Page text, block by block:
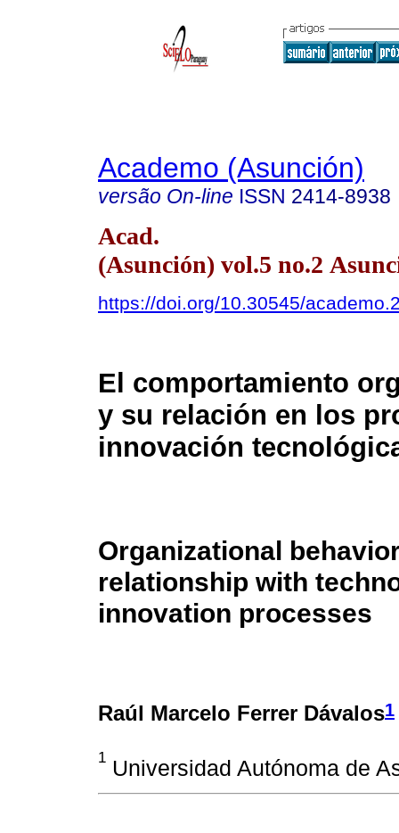
Academo (Asunción)
versão On-line ISSN 2414-8938
Acad.
(Asunción) vol.5 no.2
https://doi.org/10.30545/
El comportamiento
y su relación en los
innovación
Organizational
relationship with
innovation processes
Raúl Marcelo Ferrer Dávalos1
1 Universidad Autónoma de